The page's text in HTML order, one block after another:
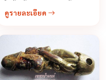
เป็นเครื่องมือที่บ่งชี้ในเรื่องเพศ
ทางแคล้วคลาดรอดพ้นจากโรค
ภัยและอันตรายต่างๆ
ดูรายละเอียด